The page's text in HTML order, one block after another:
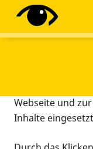
Diese Webseite
Tracking-Tools
Webseite und
Inhalte